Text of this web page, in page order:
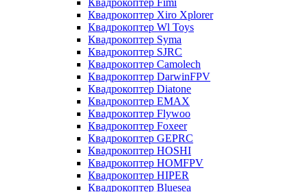
Квадрокоптер Fimi
Квадрокоптер Xiro Xplorer
Квадрокоптер Wl Toys
Квадрокоптер Syma
Квадрокоптер SJRC
Квадрокоптер Camolech
Квадрокоптер DarwinFPV
Квадрокоптер Diatone
Квадрокоптер EMAX
Квадрокоптер Flywoo
Квадрокоптер Foxeer
Квадрокоптер GEPRC
Квадрокоптер HOSHI
Квадрокоптер HOMFPV
Квадрокоптер HIPER
Квадрокоптер Bluesea